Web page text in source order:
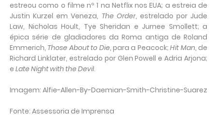
estreou como o filme nº 1 na Netflix nos EUA; a estreia de
Justin Kurzel em Veneza, The Order, estrelado por Jude
Law, Nicholas Hoult, Tye Sheridan e Jurnee Smollett; a
épica série de gladiadores da Roma antiga de Roland
Emmerich, Those About to Die, para a Peacock; Hit Man, de
Richard Linklater, estrelado por Glen Powell e Adria Arjona;
e Late Night with the Devil.
Imagem: Alfie-Allen-By-Daemian-Smith-Christine-Suarez
Fonte: Assessoria de Imprensa